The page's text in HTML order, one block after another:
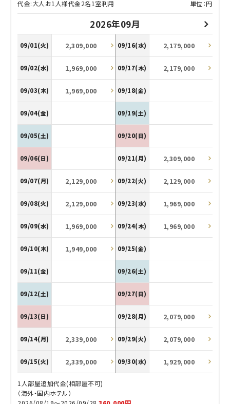
代金:大人お1人様代金2名1室利用 単位：円
2026年09月
09/01(火) 2,309,000
09/02(水) 1,969,000
09/03(木) 1,969,000
09/04(金)
09/05(土)
09/06(日)
09/07(月) 2,129,000
09/08(火) 2,129,000
09/09(水) 1,969,000
09/10(木) 1,949,000
09/11(金)
09/12(土)
09/13(日)
09/14(月) 2,339,000
09/15(火) 2,339,000
09/16(水) 2,179,000
09/17(木) 2,179,000
09/18(金)
09/19(土)
09/20(日)
09/21(月) 2,309,000
09/22(火) 2,129,000
09/23(水) 1,969,000
09/24(木) 1,969,000
09/25(金)
09/26(土)
09/27(日)
09/28(月) 2,079,000
09/29(火) 2,079,000
09/30(水) 1,929,000
1人部屋追加代金(相部屋不可)
（海外・国内ホテル）